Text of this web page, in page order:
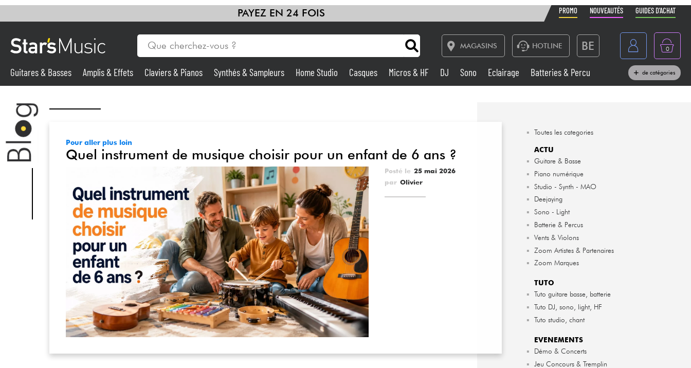
PAYEZ EN 24 FOIS PROMO NOUVEAUTÉS GUIDES D'ACHAT
MAGASINS HOTLINE BE
English
0
Micros & HF DJ
Batteries & Percu
Violons & Quatuor Eveil Musical Câbles & Access.
Packs
Voir nos marques
Guitares & Basses Amplis & Effets Claviers & Pianos Synthés & Sampleurs Home Studio Casques Micros & HF DJ Sono Eclairage
Batteries & Percu
Vents
de catégories
Pour aller plus loin
Quel instrument de musique choisir pour un enfant de 6 ans ?
Posté le
25 mai 2026
Olivier
Toutes les categories
ACTU
Guitare & Basse
Piano numérique
Studio - Synth - MAO
Deejaying
Sono - Light
Batterie & Percus
Vents & Violons
Zoom Artistes & Partenaires
Zoom Marques
TUTO
Tuto guitare basse, batterie
Tuto DJ, sono, light, HF
Tuto studio, chant
EVENEMENTS
Démo & Concerts
Jeu Concours & Tremplin